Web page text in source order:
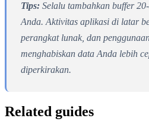
Tips: Selalu tambahkan buffer
Anda. Aktivitas aplikasi di latar
perangkat lunak, dan
menghabiskan data Anda lebih
diperkirakan.
Related guides